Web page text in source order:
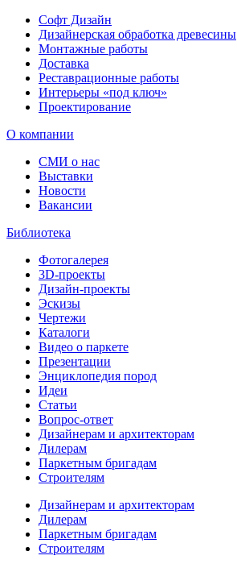
Софт Дизайн
Дизайнерская обработка древесины
Монтажные работы
Доставка
Реставрационные работы
Интерьеры «под ключ»
Проектирование
О компании
СМИ о нас
Выставки
Новости
Вакансии
Библиотека
Фотогалерея
3D-проекты
Дизайн-проекты
Эскизы
Чертежи
Каталоги
Видео о паркете
Презентации
Энциклопедия пород
Идеи
Статьи
Вопрос-ответ
Дизайнерам и архитекторам
Дилерам
Паркетным бригадам
Строителям
Дизайнерам и архитекторам
Дилерам
Паркетным бригадам
Строителям